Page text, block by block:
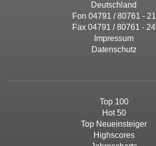
Deutschland
Fon 04791 / 80761 - 21
Fax 04791 / 80761 - 24
Impressum
Datenschutz
Top 100
Hot 50
Top Neueinsteiger
Highscores